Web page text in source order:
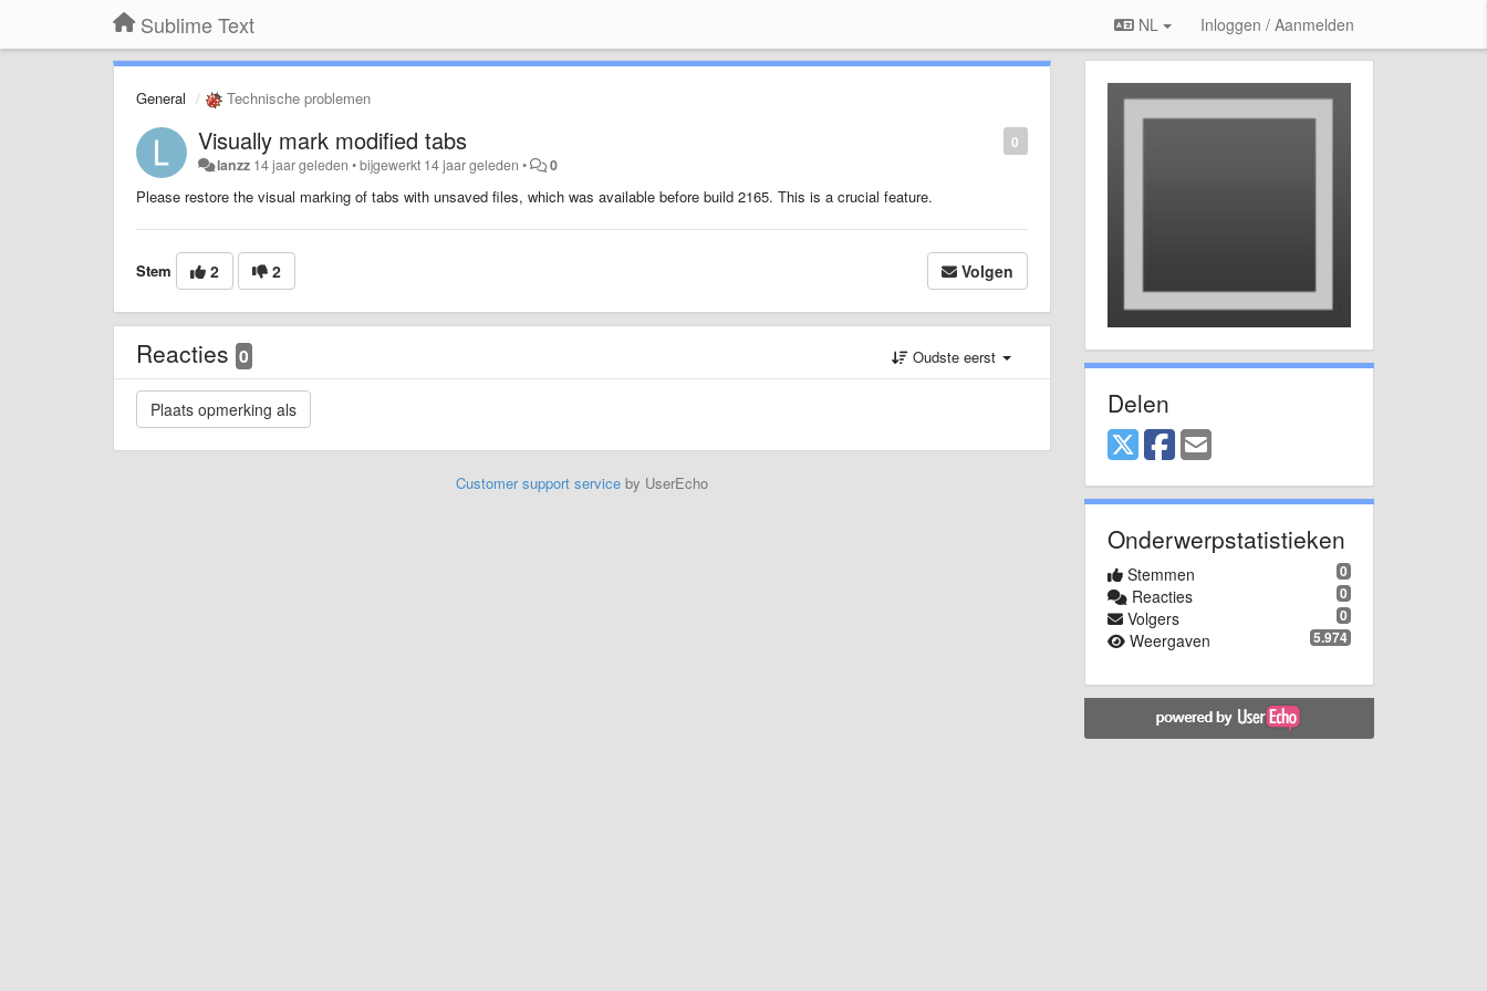
Sublime Text NL Inloggen / Aanmelden
General Technische problemen
0
Visually mark modified tabs
lanzz 14 jaar geleden •bijgewerkt 14 jaar geleden • 0
Please restore the visual marking of tabs with unsaved files, which was available before build 2165. This is a crucial feature.
Stem 2 2 Volgen
Reacties 0 Oudste eerst
Customer support serviceby UserEcho
Delen
Onderwerpstatistieken
0
Stemmen
0
Reacties
0
Volgers
5.974
Weergaven